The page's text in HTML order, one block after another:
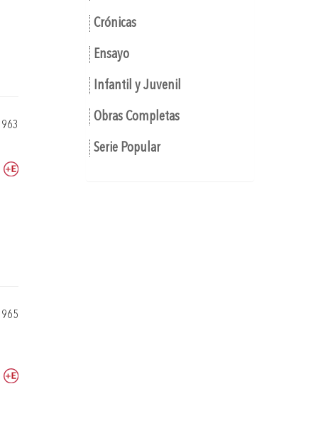
Crónicas
Ensayo
Infantil y Juvenil
Obras Completas
Serie Popular